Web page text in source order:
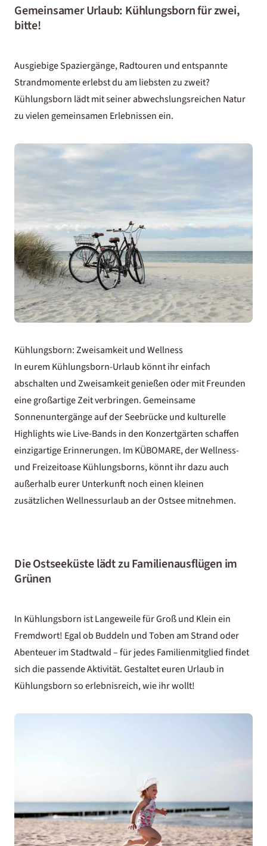
Gemeinsamer Urlaub: Kühlungsborn für zwei,
bitte!
Ausgiebige Spaziergänge, Radtouren und entspannte
Strandmomente erlebst du am liebsten zu zweit?
Kühlungsborn lädt mit seiner abwechslungsreichen Natur
zu vielen gemeinsamen Erlebnissen ein.
Kühlungsborn: Zweisamkeit und Wellness
In eurem Kühlungsborn-Urlaub könnt ihr einfach
abschalten und Zweisamkeit genießen oder mit Freunden
eine großartige Zeit verbringen. Gemeinsame
Sonnenuntergänge auf der Seebrücke und kulturelle
Highlights wie Live-Bands in den Konzertgärten schaffen
einzigartige Erinnerungen. Im KÜBOMARE, der Wellness-
und Freizeitoase Kühlungsborns, könnt ihr dazu auch
außerhalb eurer Unterkunft noch einen kleinen
zusätzlichenWellnessurlaub an der Ostseemitnehmen.
Die Ostseeküste lädt zu Familienausflügen im
Grünen
In Kühlungsborn ist Langeweile für Groß und Klein ein
Fremdwort! Egal ob Buddeln und Toben am Strand oder
Abenteuer im Stadtwald – für jedes Familienmitglied findet
sich die passende Aktivität. Gestaltet euren Urlaub in
Kühlungsborn so erlebnisreich, wie ihr wollt!